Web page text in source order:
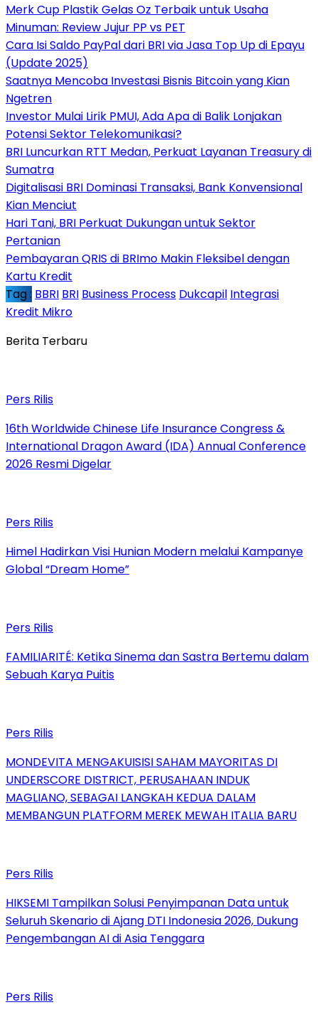
Merk Cup Plastik Gelas Oz Terbaik untuk Usaha
Minuman: Review Jujur PP vs PET
Cara Isi Saldo PayPal dari BRI via Jasa Top Up di Epayu
(Update 2025)
Saatnya Mencoba Investasi Bisnis Bitcoin yang Kian
Ngetren
Investor Mulai Lirik PMUI, Ada Apa di Balik Lonjakan
Potensi Sektor Telekomunikasi?
BRI Luncurkan RTT Medan, Perkuat Layanan Treasury di
Sumatra
Digitalisasi BRI Dominasi Transaksi, Bank Konvensional
Kian Menciut
Hari Tani, BRI Perkuat Dukungan untuk Sektor
Pertanian
Pembayaran QRIS di BRImo Makin Fleksibel dengan
Kartu Kredit
Tag : BBRI BRI Business Process Dukcapil Integrasi
Kredit Mikro
Berita Terbaru
Pers Rilis
16th Worldwide Chinese Life Insurance Congress &
International Dragon Award (IDA) Annual Conference
2026 Resmi Digelar
Pers Rilis
Himel Hadirkan Visi Hunian Modern melalui Kampanye
Global “Dream Home”
Pers Rilis
FAMILIARITÉ: Ketika Sinema dan Sastra Bertemu dalam
Sebuah Karya Puitis
Pers Rilis
MONDEVITA MENGAKUISISI SAHAM MAYORITAS DI
UNDERSCORE DISTRICT, PERUSAHAAN INDUK
MAGLIANO, SEBAGAI LANGKAH KEDUA DALAM
MEMBANGUN PLATFORM MEREK MEWAH ITALIA BARU
Pers Rilis
HIKSEMI Tampilkan Solusi Penyimpanan Data untuk
Seluruh Skenario di Ajang DTI Indonesia 2026, Dukung
Pengembangan AI di Asia Tenggara
Pers Rilis